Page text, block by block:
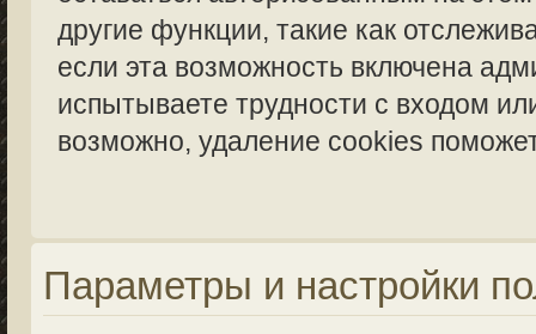
другие функции, такие как
если эта возможность включена
испытываете трудности с входом
возможно, удаление cookies
Параметры и настройки